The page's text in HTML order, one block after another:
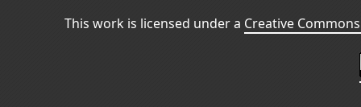
This work is licensed under a Creative